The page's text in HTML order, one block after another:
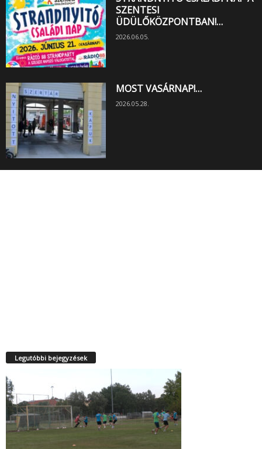
SZENTESI
ÜDÜLŐKÖZPONTBAN!…
2026.06.05.
MOST VASÁRNAP!…
2026.05.28.
Legutóbbi bejegyzések